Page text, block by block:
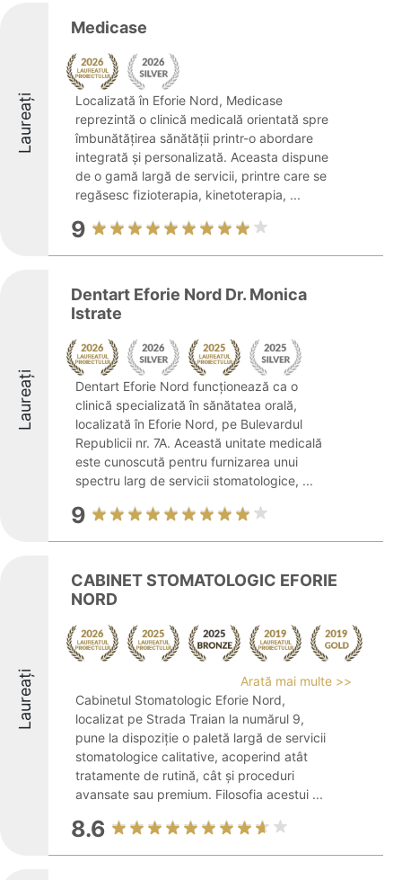
Laureați
Medicase
Localizată în Eforie Nord, Medicase
reprezintă o clinică medicală orientată spre
îmbunătățirea sănătății printr-o abordare
integrată și personalizată. Aceasta dispune
de o gamă largă de servicii, printre care se
regăsesc fizioterapia, kinetoterapia, ...
9
Laureați
Dentart Eforie Nord Dr. Monica
Istrate
Dentart Eforie Nord funcționează ca o
clinică specializată în sănătatea orală,
localizată în Eforie Nord, pe Bulevardul
Republicii nr. 7A. Această unitate medicală
este cunoscută pentru furnizarea unui
spectru larg de servicii stomatologice, ...
9
Laureați
CABINET STOMATOLOGIC EFORIE
NORD
Arată mai multe >>
Cabinetul Stomatologic Eforie Nord,
localizat pe Strada Traian la numărul 9,
pune la dispoziție o paletă largă de servicii
stomatologice calitative, acoperind atât
tratamente de rutină, cât și proceduri
avansate sau premium. Filosofia acestui ...
8.6